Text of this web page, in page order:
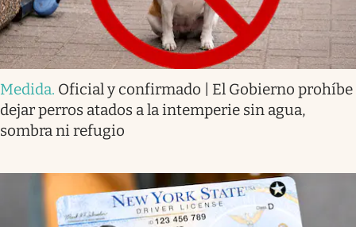
Medida. Oficial y confirmado | El Gobierno prohíbe
dejar perros atados a la intemperie sin agua,
sombra ni refugio